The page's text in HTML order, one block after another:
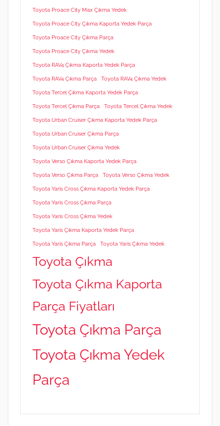
Toyota Proace City Max Çıkma Yedek
Toyota Proace City Çıkma Kaporta Yedek Parça
Toyota Proace City Çıkma Parça
Toyota Proace City Çıkma Yedek
Toyota RAV4 Çıkma Kaporta Yedek Parça
Toyota RAV4 Çıkma Parça Toyota RAV4 Çıkma Yedek
Toyota Tercel Çıkma Kaporta Yedek Parça
Toyota Tercel Çıkma Parça Toyota Tercel Çıkma Yedek
Toyota Urban Cruiser Çıkma Kaporta Yedek Parça
Toyota Urban Cruiser Çıkma Parça
Toyota Urban Cruiser Çıkma Yedek
Toyota Verso Çıkma Kaporta Yedek Parça
Toyota Verso Çıkma Parça Toyota Verso Çıkma Yedek
Toyota Yaris Cross Çıkma Kaporta Yedek Parça
Toyota Yaris Cross Çıkma Parça
Toyota Yaris Cross Çıkma Yedek
Toyota Yaris Çıkma Kaporta Yedek Parça
Toyota Yaris Çıkma Parça Toyota Yaris Çıkma Yedek
Toyota Çıkma
Toyota Çıkma Kaporta
Parça Fiyatları
Toyota Çıkma Parça
Toyota Çıkma Yedek
Parça